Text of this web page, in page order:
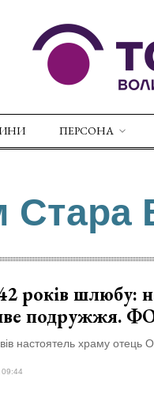
ПЕРСОНА
Стара
років шлюбу:
подружжя.
настоятель храму отець
09:44